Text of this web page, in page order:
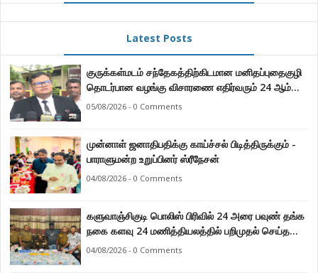
Latest Posts
குருக்கள்மடம் சந்தேகத்திற்கிடமான மனிதப்புதைகுழி
தொடர்பான வழங்கு விசாரணை எதிர்வரும் 24 ஆம்
திகதிக்கு தவணையிடப்பட்டுள்ளது.
05/08/2026 - 0 Comments
முன்னாள் ஜனாதிபதிக்கு காய்ச்சல் பிடித்திருக்கும் -
பாராளுமன்ற உறுப்பினர் ஸ்ரீநேசன்
04/08/2026 - 0 Comments
களுவாஞ்சிகுடி பொலிஸ் பிரிவில் 24 அரை பவுண் தங்க
நகை களவு 24 மணித்தியலத்தில் பறிமுதல் செய்த
பொலிசார்.
04/08/2026 - 0 Comments